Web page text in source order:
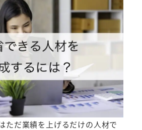
ただ業績を上げるだけの人材で